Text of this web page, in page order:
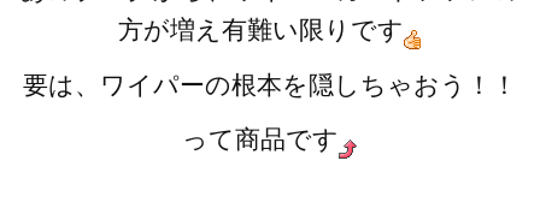
方が増え有難い限りです
要は、ワイパーの根本を隠しちゃおう！！
って商品です